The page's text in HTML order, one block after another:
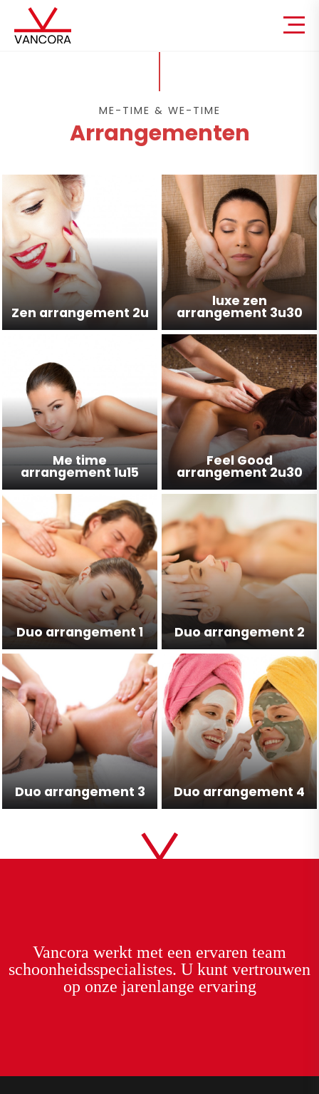
ME-TIME & WE-TIME
Arrangementen
Zen arrangement 2u
luxe zen
arrangement 3u30
Me time
arrangement 1u15
Feel Good
arrangement 2u30
Duo arrangement 1 Duo arrangement 2
Duo arrangement 3 Duo arrangement 4
Vancora werkt met een ervaren team
schoonheidsspecialistes. U kunt vertrouwen
op onze jarenlange ervaring